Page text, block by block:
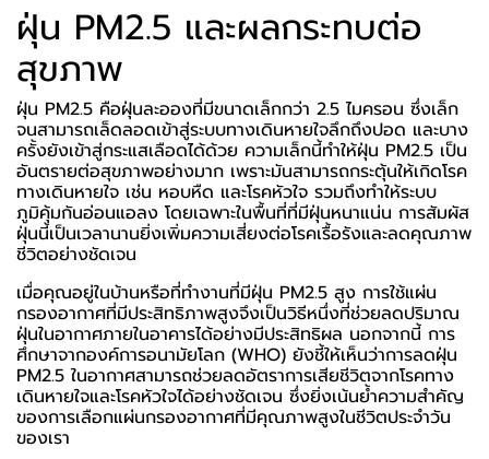
ฝุ่น PM2.5 และผลกระทบต่อ
สุขภาพ
ฝุ่น PM2.5 คือฝุ่นละอองที่มีขนาดเล็กกว่า 2.5 ไมครอน ซึ่งเล็ก
จนสามารถเล็ดลอดเข้าสู่ระบบทางเดินหายใจลึกถึงปอด และบาง
ครั้งยังเข้าสู่กระแสเลือดได้ด้วย ความเล็กนี้ทำให้ฝุ่น PM2.5 เป็น
อันตรายต่อสุขภาพอย่างมาก เพราะมันสามารถกระตุ้นให้เกิดโรค
ทางเดินหายใจ เช่น หอบหืด และโรคหัวใจ รวมถึงทำให้ระบบ
ภูมิคุ้มกันอ่อนแอลง โดยเฉพาะในพื้นที่ที่มีฝุ่นหนาแน่น การสัมผัส
ฝุ่นนี้เป็นเวลานานยิ่งเพิ่มความเสี่ยงต่อโรคเรื้อรังและลดคุณภาพ
ชีวิตอย่างชัดเจน
เมื่อคุณอยู่ในบ้านหรือที่ทำงานที่มีฝุ่น PM2.5 สูง การใช้แผ่น
กรองอากาศที่มีประสิทธิภาพสูงจึงเป็นวิธีหนึ่งที่ช่วยลดปริมาณ
ฝุ่นในอากาศภายในอาคารได้อย่างมีประสิทธิผล นอกจากนี้ การ
ศึกษาจากองค์การอนามัยโลก (WHO) ยังชี้ให้เห็นว่าการลดฝุ่น
PM2.5 ในอากาศสามารถช่วยลดอัตราการเสียชีวิตจากโรคทาง
เดินหายใจและโรคหัวใจได้อย่างชัดเจน ซึ่งยิ่งเน้นย้ำความสำคัญ
ของการเลือกแผ่นกรองอากาศที่มีคุณภาพสูงในชีวิตประจำวัน
ของเรา